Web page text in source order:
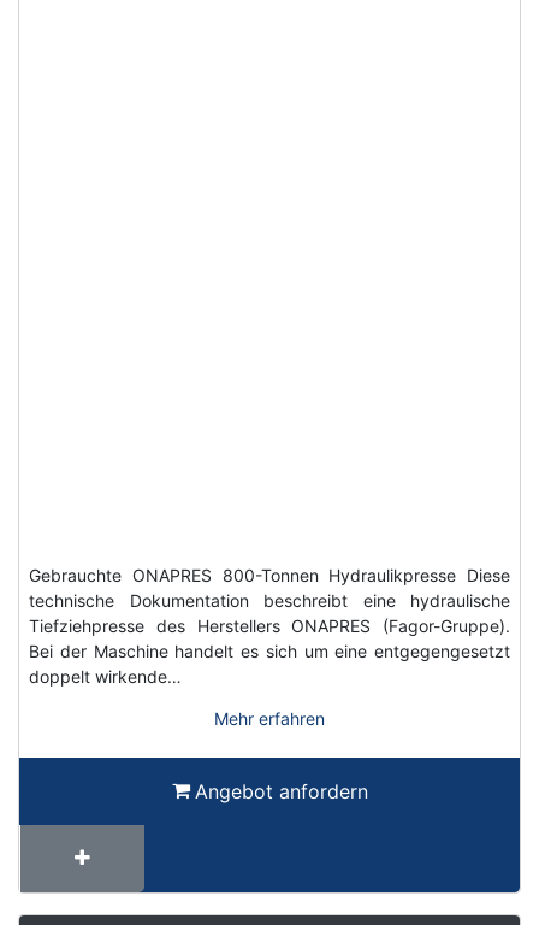
Gebrauchte ONAPRES 800-Tonnen Hydraulikpresse Diese
technische Dokumentation beschreibt eine hydraulische
Tiefziehpresse des Herstellers ONAPRES (Fagor-Gruppe).
Bei der Maschine handelt es sich um eine entgegengesetzt
doppelt wirkende…
Mehr erfahren
Angebot anfordern